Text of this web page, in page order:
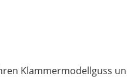
Klammermodellguss